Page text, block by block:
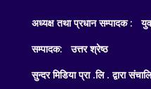
अध्यक्ष तथा प्रधान सम्पादक :
सम्पादक: उत्तर श्रेष्ठ
सुन्दर मिडिया प्रा .लि . द्वारा